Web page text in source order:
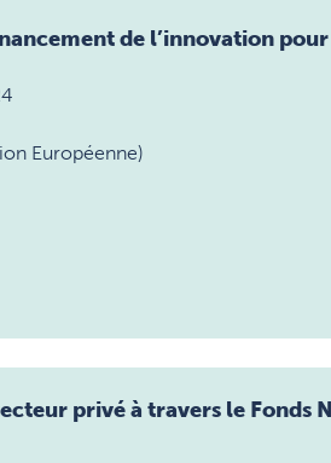
de l’innovation
Européenne)
privé à travers le Fonds